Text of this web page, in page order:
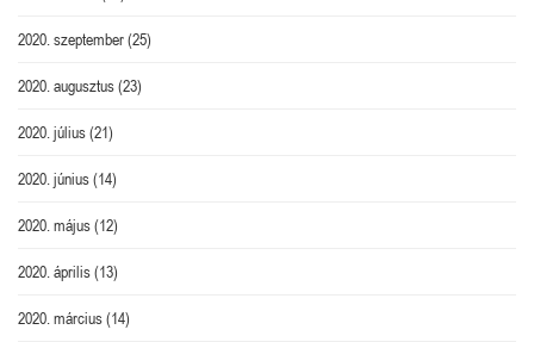
2020. szeptember(25)
2020. augusztus(23)
2020. július(21)
2020. június(14)
2020. május(12)
2020. április(13)
2020. március(14)